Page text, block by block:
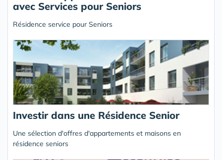
avec Services pour Seniors
Résidence service pour Seniors
Investir dans une Résidence Senior
Une sélection d'offres d'appartements et maisons en
résidence seniors